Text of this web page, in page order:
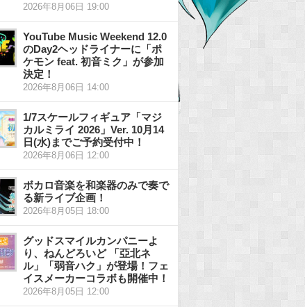
2026年8月06日 19:00
YouTube Music Weekend 12.0
のDay2ヘッドライナーに「ポ
ケモン feat. 初音ミク」が参加
決定！
2026年8月06日 14:00
1/7スケールフィギュア「マジ
カルミライ 2026」Ver. 10月14
日(水)までご予約受付中！
2026年8月06日 12:00
ボカロ音楽を和楽器のみで奏で
る新ライブ企画！
2026年8月05日 18:00
グッドスマイルカンパニーよ
り、ねんどろいど 「亞北ネ
ル」「弱音ハク」が登場！フェ
イスメーカーコラボも開催中！
2026年8月05日 12:00